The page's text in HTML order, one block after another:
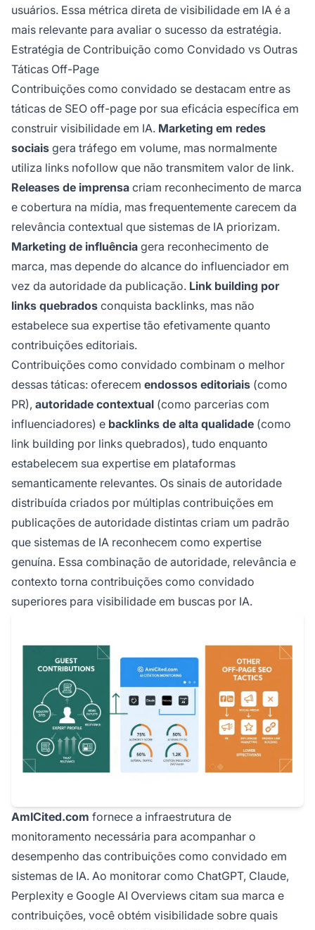
usuários. Essa métrica direta de visibilidade em IA é a
mais relevante para avaliar o sucesso da estratégia.
Estratégia de Contribuição como Convidado vs Outras
Táticas Off-Page
Contribuições como convidado se destacam entre as
táticas de SEO off-page por sua eficácia específica em
construir visibilidade em IA. Marketing em redes
sociais gera tráfego em volume, mas normalmente
utiliza links nofollow que não transmitem valor de link.
Releases de imprensa criam reconhecimento de marca
e cobertura na mídia, mas frequentemente carecem da
relevância contextual que sistemas de IA priorizam.
Marketing de influência gera reconhecimento de
marca, mas depende do alcance do influenciador em
vez da autoridade da publicação. Link building por
links quebrados conquista backlinks, mas não
estabelece sua expertise tão efetivamente quanto
contribuições editoriais.
Contribuições como convidado combinam o melhor
dessas táticas: oferecem endossos editoriais (como
PR), autoridade contextual (como parcerias com
influenciadores) e backlinks de alta qualidade (como
link building por links quebrados), tudo enquanto
estabelecem sua expertise em plataformas
semanticamente relevantes. Os sinais de autoridade
distribuída criados por múltiplas contribuições em
publicações de autoridade distintas criam um padrão
que sistemas de IA reconhecem como expertise
genuína. Essa combinação de autoridade, relevância e
contexto torna contribuições como convidado
superiores para visibilidade em buscas por IA.
AmICited.com fornece a infraestrutura de
monitoramento necessária para acompanhar o
desempenho das contribuições como convidado em
sistemas de IA. Ao monitorar como ChatGPT, Claude,
Perplexity e Google AI Overviews citam sua marca e
contribuições, você obtém visibilidade sobre quais